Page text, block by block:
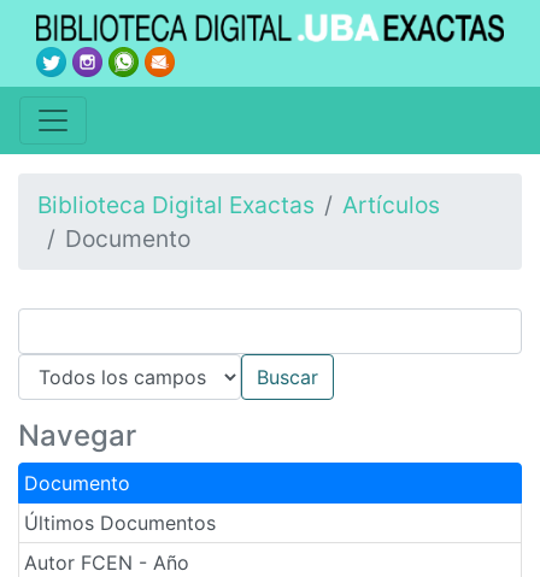
Biblioteca Digital Exactas
Artículos
Documento
Navegar
Documento
Últimos Documentos
Autor FCEN - Año